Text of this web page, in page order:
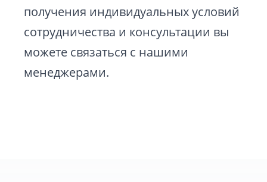
получения индивидуальных условий
сотрудничества и консультации вы
можете связаться с нашими
менеджерами.